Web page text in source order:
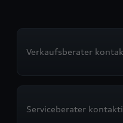
Verkaufsberater
Serviceberater